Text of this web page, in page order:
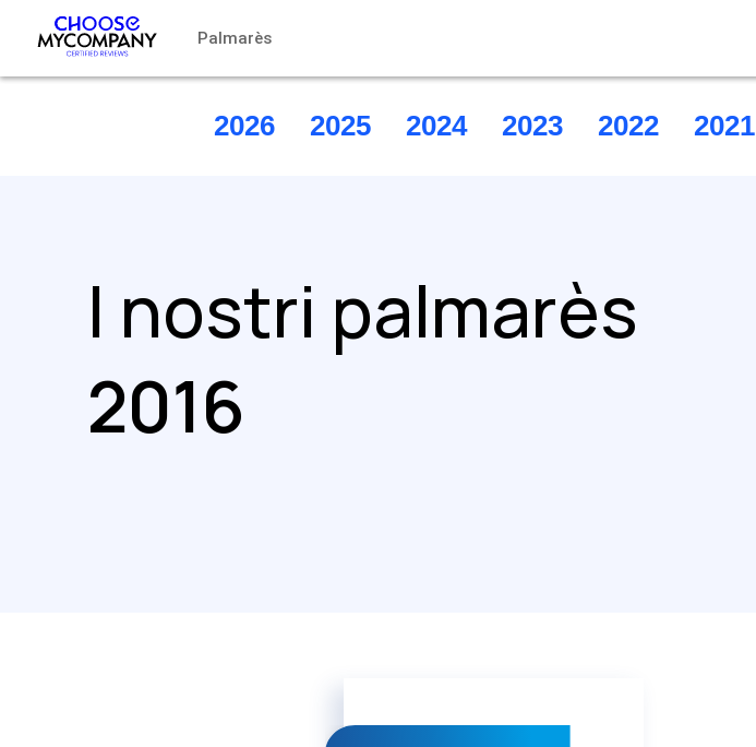
Palmarès
2026 2025 2024 2023 2022 2021
I nostri palmarès
2016